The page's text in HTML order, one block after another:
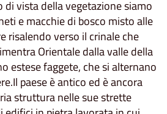
di vista della vegetazione siamo
e macchie di bosco misto alle
risalendo verso il crinale che
Orientale dalla valle della
estese faggete, che si alternano
paese è antico ed è ancora
struttura nelle sue strette